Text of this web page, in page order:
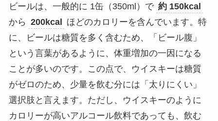
ビールは、一般的に 1缶（350ml）で 約 150kcal
から 200kcal ほどのカロリーを含んでいます。特
に、ビールは糖質を多く含むため、「ビール腹」
という言葉があるように、体重増加の一因になる
ことが多いのです。この点で、ウイスキーは糖質
がゼロのため、少量を飲む分には「太りにくい」
選択肢と言えます。ただし、ウイスキーのように
カロリーが高いアルコール飲料であっても、飲む